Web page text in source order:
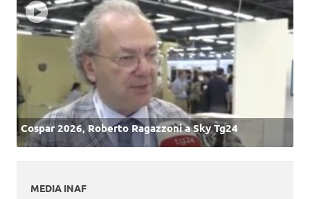
Cospar 2026, Roberto Ragazzoni a Sky Tg24
MEDIA INAF